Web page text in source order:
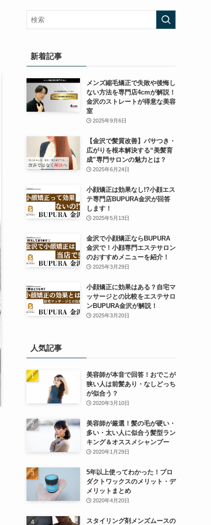
新着記事
メンズ縮毛矯正で失敗や後悔し
ない方法を専門店4cmが解説！
金沢のストレートが得意な美容
室
2025年9月6日
【金沢で髪質改善】パサつき・
広がりを根本解決する“美髪育
成”専門サロンの魅力とは？
2025年6月24日
小顔矯正は効果なし!?小顔エス
テ専門店BUPURA金沢が回答
します！
2025年5月13日
金沢で小顔矯正ならBUPURA
金沢で！小顔専門エステサロン
のおすすめメニューを紹介！
2025年3月29日
小顔矯正に効果はある？自宅マ
ッサージとの比較をエステサロ
ンBUPURA金沢が解説！
2025年3月20日
人気記事
美容師が本音で回答！おでこが
狭い人は前髪あり・なしどっち
が似合う？
2020年3月10日
美容師が厳選！髪の毛が硬い・
多い・太い人に似合う髪型ラン
キング＆オススメシャンプー
2020年1月29日
5年以上使ってわかった！プロ
ダクトワックスのメリット・デ
メリットまとめ
2020年4月20日
スタイリング剤メンズムースの